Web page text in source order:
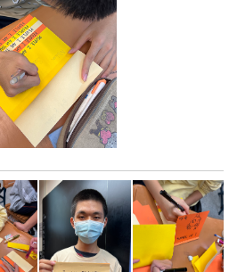
會
會
會